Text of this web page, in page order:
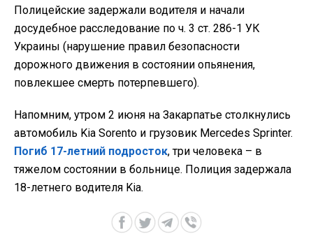
Полицейские задержали водителя и начали
досудебное расследование по ч. 3 ст. 286-1 УК
Украины (нарушение правил безопасности
дорожного движения в состоянии опьянения,
повлекшее смерть потерпевшего).
Напомним, утром 2 июня на Закарпатье столкнулись
автомобиль Kia Sorento и грузовик Mercedes Sprinter.
Погиб 17-летний подросток, три человека – в
тяжелом состоянии в больнице. Полиция задержала
18-летнего водителя Kia.